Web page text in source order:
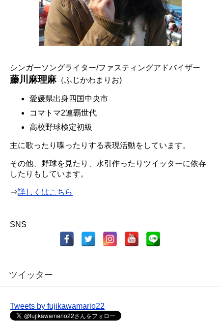
シンガーソングライター/ファスティングアドバイザー
藤川麻理麻（ふじかわまりお)
愛媛県出身四国中央市
コマトマ2連覇世代
高校野球検定初級
主に歌ったり喋ったりする表現活動をしています。
その他、野球を見たり、水引作ったりツイッターに依存
したりもしています。
⇒詳しくはこちら
SNS
ツイッター
Tweets by fujikawamario22